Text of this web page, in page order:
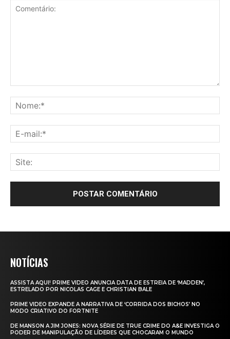
NOTÍCIAS
ASSISTA AQUI! PRIME VIDEO ANUNCIA DATA DE ESTREIA DE ‘MADDEN’,
ESTRELADO POR NICOLAS CAGE E CHRISTIAN BALE
PRIME VIDEO EXPANDE A NARRATIVA DE ‘CORRIDA DOS BICHOS’ NO
MODO CRIATIVO DO FORTNITE
DE MANSON A JIM JONES: NOVA SÉRIE DE TRUE CRIME DO A&E INVESTIGA O
PODER DE MANIPULAÇÃO DE LÍDERES QUE CHOCARAM O MUNDO